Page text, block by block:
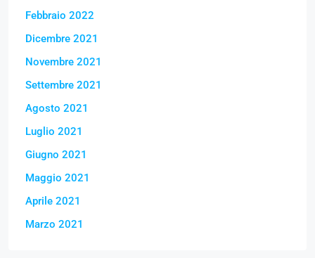
Febbraio 2022
Dicembre 2021
Novembre 2021
Settembre 2021
Agosto 2021
Luglio 2021
Giugno 2021
Maggio 2021
Aprile 2021
Marzo 2021